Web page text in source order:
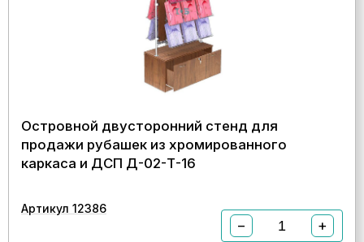
Островной двусторонний стенд для
продажи рубашек из хромированного
каркаса и ДСП Д-02-Т-16
Артикул 12386
− +